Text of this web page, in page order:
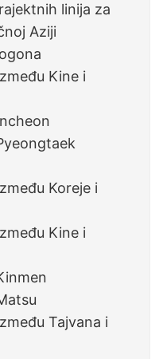
linija za
Aziji
Kine i
Koreje i
Kine i
Tajvana i